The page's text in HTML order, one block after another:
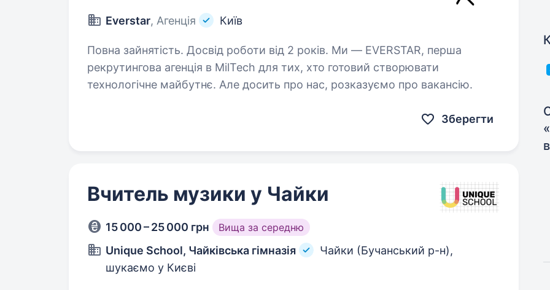
Everstar, Агенція Київ
Повна зайнятість. Досвід роботи від 2 років. Ми — EVERSTAR, перша
рекрутингова агенція в MilTech для тих, хто готовий створювати
технологічне майбутнє. Але досить про нас, розказуємо про вакансію.
Зберегти
Вчитель музики у Чайки
15 000 – 25 000 грн Вища за середню
Unique School, Чайківська гімназія
Чайки (Бучанський р-н),
шукаємо у Києві